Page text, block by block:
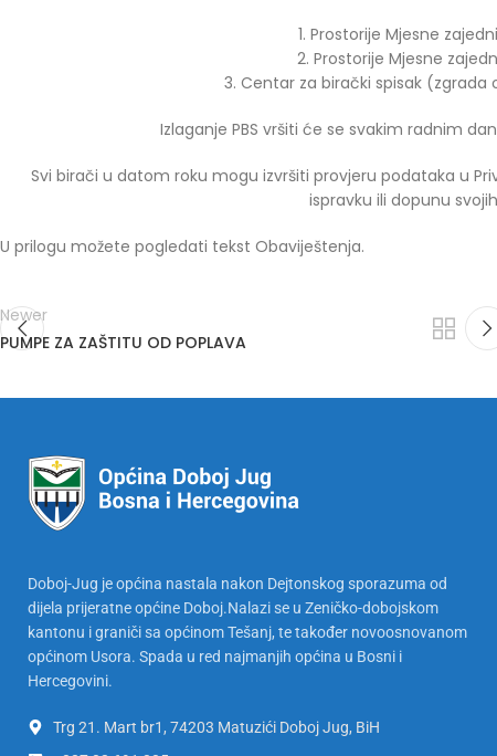
1. Prostorije Mjesne
2. Prostorije Mjesne
3. Centar za birački spisak
Izlaganje PBS vršiti će se svakim radnim
Svi birači u datom roku mogu izvršiti provjeru podataka u
ispravku ili dopunu
U prilogu možete pogledati tekst Obaviještenja.
Newer
PUMPE ZA ZAŠTITU OD POPLAVA
Doboj-Jug je općina nastala nakon Dejtonskog sporazuma od
dijela prijeratne općine Doboj.Nalazi se u Zeničko-dobojskom
kantonu i graniči sa općinom Tešanj, te također novoosnovanom
općinom Usora. Spada u red najmanjih općina u Bosni i
Hercegovini.
Trg 21. Mart br1, 74203 Matuzići Doboj Jug, BiH